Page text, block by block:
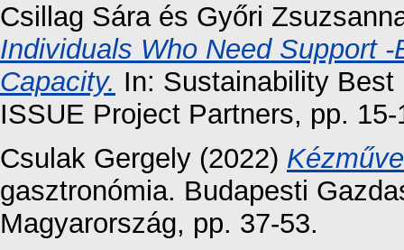
Csillag Sáraés Győri
Individuals Who Need Support
Capacity. In: Sustainability
ISSUE Project Partners, pp.
Csulak Gergely (2022)
gasztronómia. Budapesti
Magyarország, pp. 37-53.